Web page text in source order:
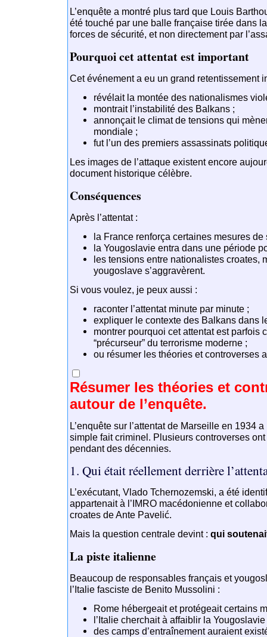
L’enquête a montré plus tard que Louis
été touché par une balle française tirée dans
forces de sécurité, et non directement par
Pourquoi cet attentat est important
Cet événement a eu un grand retentissement
révélait la montée des nationalismes
montrait l’instabilité des Balkans ;
annonçait le climat de tensions qui
mondiale ;
fut l’un des premiers assassinats
Les images de l’attaque existent encore
document historique célèbre.
Conséquences
Après l’attentat :
la France renforça certaines mesures
la Yougoslavie entra dans une période
les tensions entre nationalistes croates,
yougoslave s’aggravèrent.
Si vous voulez, je peux aussi :
raconter l’attentat minute par minute ;
expliquer le contexte des Balkans dans
montrer pourquoi cet attentat est parfois
“précurseur” du terrorisme moderne ;
ou résumer les théories et controverses
Résumer les théories et
autour de l’enquête.
L’enquête sur l’attentat de Marseille en 1934 a
simple fait criminel. Plusieurs controverses ont
pendant des décennies.
1. Qui était réellement derrière
L’exécutant,Vlado Tchernozemski, a été
appartenait à l’IMRO macédonienne et
croates deAnte Pavelić.
Mais la question centrale devint :qui
La piste italienne
Beaucoup de responsables français et
l’Italie fasciste de Benito Mussolini :
Rome hébergeait et protégeait certains
l’Italie cherchait à affaiblir la
des camps d’entraînement auraient